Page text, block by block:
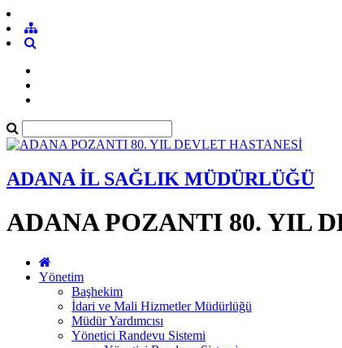
ADANA İL SAĞLIK MÜDÜRLÜĞÜ
ADANA POZANTI 80. YIL
Yönetim
Başhekim
İdari ve Mali Hizmetler Müdürlüğü
Müdür Yardımcısı
Yönetici Randevu Sistemi